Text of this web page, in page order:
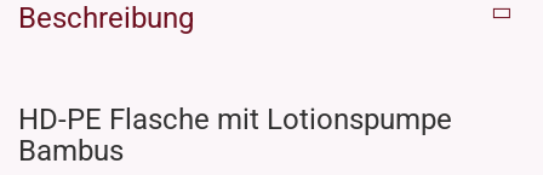
Beschreibung
HD-PE Flasche mit Lotionspumpe
Bambus